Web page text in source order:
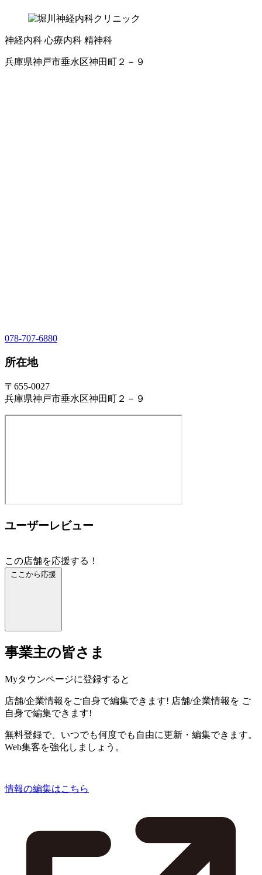
神経内科 心療内科 精神科
兵庫県神戸市垂水区神田町２－９
078-707-6880
所在地
〒655-0027
兵庫県神戸市垂水区神田町２－９
ユーザーレビュー
この店舗を応援する！
ここから応援
事業主の皆さま
Myタウンページに登録すると
店舗/企業情報をご自身で編集できます! 店舗/企業情報を ご
自身で編集できます!
無料登録で、いつでも何度でも自由に更新・編集できます。
Web集客を強化しましょう。
情報の編集はこちら